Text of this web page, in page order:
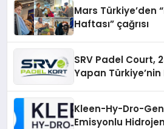
Mars Türkiye’den
Haftası” çağrısı
SRV Padel Court,
Yapan
Kleen-Hy-Dro-Gen
Emisyonlu